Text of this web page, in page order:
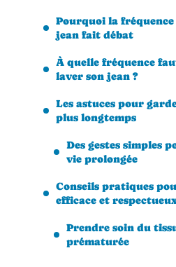
Pourquoi la fréquence
jean fait débat
À quelle fréquence
laver son jean ?
Les astuces pour
plus longtemps
Des gestes simples
vie prolongée
Conseils pratiques
efficace et
Prendre soin du
prématurée